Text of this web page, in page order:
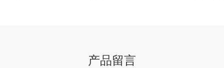
产品留言